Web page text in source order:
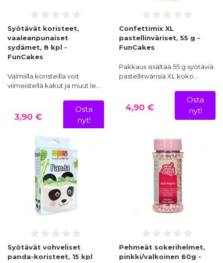
Syötävät koristeet,
vaaleanpunaiset
sydämet, 8 kpl -
FunCakes
Valmiilla koristeilla voit
viimeistellä kakut ja muut le…
3,90 €
Osta
nyt!
Confettimix XL
pastellinväriset, 55 g -
FunCakes
Pakkaus sisältää 55 g syötäviä
pastellinvärisiä XL koko…
4,90 €
Osta
nyt!
Syötävät vohveliset
panda-koristeet, 15 kpl
Pehmeät sokerihelmet,
pinkki/valkoinen 60g -